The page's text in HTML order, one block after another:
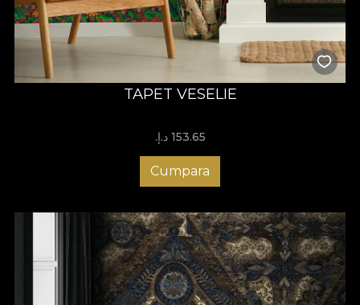
TAPET VESELIE
153.65 د.إ.‏
Cumpara